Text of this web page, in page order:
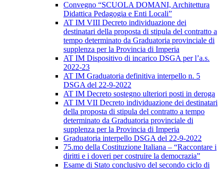
Convegno “SCUOLA DOMANI, Architettura
Didattica Pedagogia e Enti Locali”
AT IM VIII Decreto individuazione dei
destinatari della proposta di stipula del contratto a
tempo determinato da Graduatoria provinciale di
supplenza per la Provincia di Imperia
AT IM Dispositivo di incarico DSGA per l’a.s.
2022-23
AT IM Graduatoria definitiva interpello n. 5
DSGA del 22-9-2022
AT IM Decreto sostegno ulteriori posti in deroga
AT IM VII Decreto individuazione dei destinatari
della proposta di stipula del contratto a tempo
determinato da Graduatoria provinciale di
supplenza per la Provincia di Imperia
Graduatoria interpello DSGA del 22-9-2022
75.mo della Costituzione Italiana – “Raccontare i
diritti e i doveri per costruire la democrazia”
Esame di Stato conclusivo del secondo ciclo di